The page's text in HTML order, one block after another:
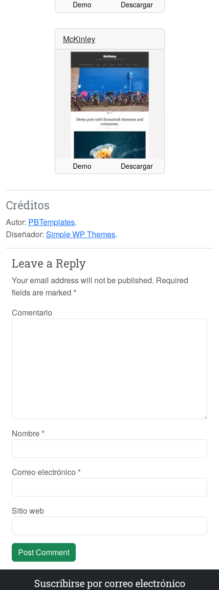
Demo Descargar
McKinley
Demo Descargar
Créditos
Autor: PBTemplates.
Diseñador: Simple WP Themes.
Leave a Reply
Your email address will not be published. Required
fields are marked *
Comentario
Nombre *
Correo electrónico *
Sitio web
Suscribirse por correo electrónico